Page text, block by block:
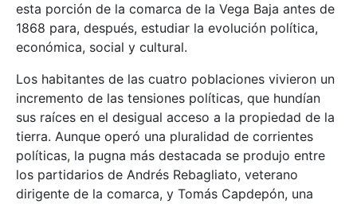
esta porción de la comarca de la Vega Baja antes de
1868 para, después, estudiar la evolución política,
económica, social y cultural.
Los habitantes de las cuatro poblaciones vivieron un
incremento de las tensiones políticas, que hundían
sus raíces en el desigual acceso a la propiedad de la
tierra. Aunque operó una pluralidad de corrientes
políticas, la pugna más destacada se produjo entre
los partidarios de Andrés Rebagliato, veterano
dirigente de la comarca, y Tomás Capdepón, una